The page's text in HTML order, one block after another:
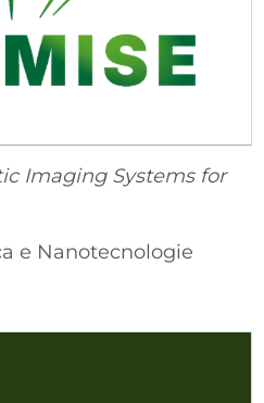
Imaging Systems for
e Nanotecnologie